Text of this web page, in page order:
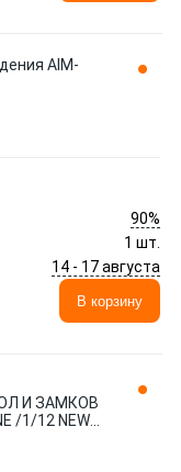
AIM-
90%
1 шт.
14 - 17 августа
В корзину
И ЗАМКОВ
/1/12 NEW